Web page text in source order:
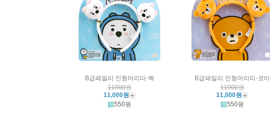
B급패밀리 인형머리띠-벡
11000원
11,000원
550원
B급패밀리 인형머리띠-코마
11000원
11,000원
550원